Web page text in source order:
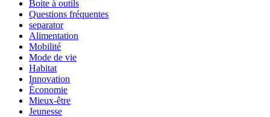
Boite à outils
Questions fréquentes
separator
Alimentation
Mobilité
Mode de vie
Habitat
Innovation
Économie
Mieux-être
Jeunesse